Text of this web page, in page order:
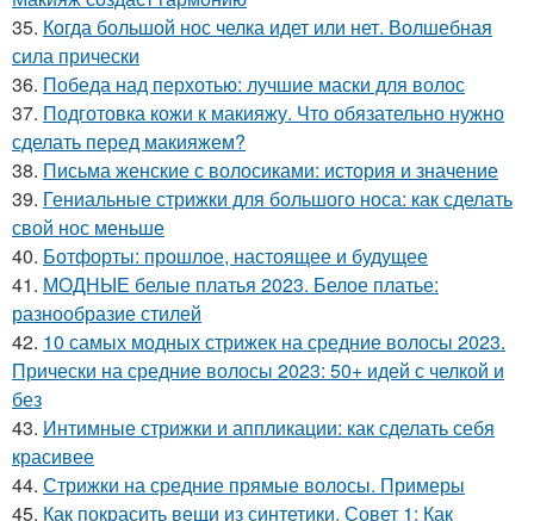
35. Когда большой нос челка идет или нет. Волшебная
сила прически
36. Победа над перхотью: лучшие маски для волос
37. Подготовка кожи к макияжу. Что обязательно нужно
сделать перед макияжем?
38. Письма женские с волосиками: история и значение
39. Гениальные стрижки для большого носа: как сделать
свой нос меньше
40. Ботфорты: прошлое, настоящее и будущее
41. МОДНЫЕ белые платья 2023. Белое платье:
разнообразие стилей
42. 10 самых модных стрижек на средние волосы 2023.
Прически на средние волосы 2023: 50+ идей с челкой и
без
43. Интимные стрижки и аппликации: как сделать себя
красивее
44. Стрижки на средние прямые волосы. Примеры
45. Как покрасить вещи из синтетики. Совет 1: Как